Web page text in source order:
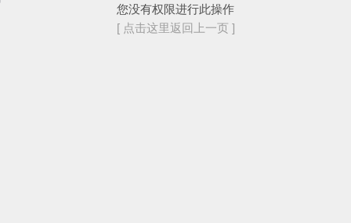
您没有权限进行此操作
[ 点击这里返回上一页 ]